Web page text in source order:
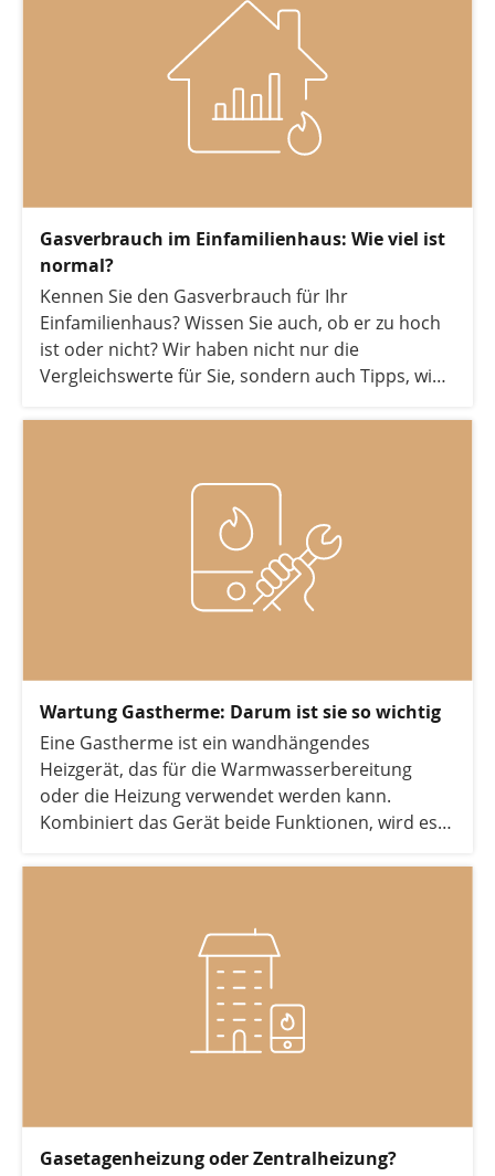
Gasverbrauch im Einfamilienhaus: Wie viel ist
normal?
Kennen Sie den Gasverbrauch für Ihr
Einfamilienhaus? Wissen Sie auch, ob er zu hoch
ist oder nicht? Wir haben nicht nur die
Vergleichswerte für Sie, sondern auch Tipps, wie
sparen.
Wartung Gastherme: Darum ist sie so wichtig
Eine Gastherme ist ein wandhängendes
Heizgerät, das für die Warmwasserbereitung
oder die Heizung verwendet werden kann.
Kombiniert das Gerät beide Funktionen, wird es
regelmäßig gewartet werden. In diesem Artikel
erfahren Sie alles, was Sie über die Wartung einer
Gastherme wissen müssen.
Gasetagenheizung oder Zentralheizung?